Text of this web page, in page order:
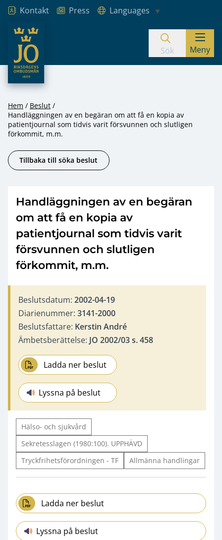
Hoppa till innehåll
Kontakt Press
Languages
JO – Riksdagens Ombudsmän
Sök Meny
Hem
Beslut
Handläggningen av en begäran om att få en kopia av
patientjournal som tidvis varit försvunnen och slutligen
förkommit, m.m.
Tillbaka till söka beslut
Handläggningen av en begäran
om att få en kopia av
patientjournal som tidvis varit
försvunnen och slutligen
förkommit, m.m.
Beslutsdatum: 2002-04-19
Diarienummer: 3141-2000
Beslutsfattare: Kerstin André
Ämbetsberättelse: JO 2002/03 s. 458
Ladda ner beslut
Lyssna på beslut
Hälso- och sjukvård
Sekretesslagen (1980:100). UPPHÄVD
Tryckfrihetsförordningen - TF
Allmänna handlingar
Ladda ner beslut
Lyssna på beslut